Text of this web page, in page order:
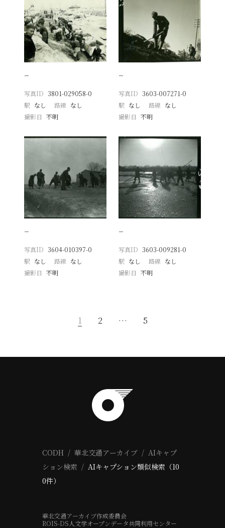
−
写真ID 3801-029058-0
駅 なし 路線 なし
撮影日
不明
−
写真ID 3603-007271-0
駅 なし 路線 なし
撮影日 不明
−
写真ID 3604-010397-0
駅 なし 路線 なし
撮影日
不明
−
写真ID 3603-009281-0
駅 なし 路線 なし
撮影日 不明
1 2 … 5
CODH 華北交通アーカイブ
AIキャプ
ション検索
AIキャプション類似検索（10
0件）
華北交通アーカイブ作成委員会
ROIS-DS人文学オープンデータ共同利用センター